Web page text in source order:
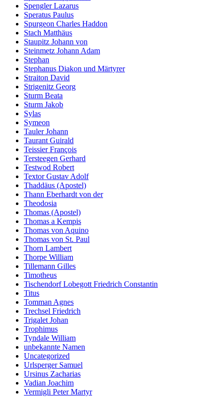
Spengler Lazarus
Speratus Paulus
Spurgeon Charles Haddon
Stach Matthäus
Staupitz Johann von
Steinmetz Johann Adam
Stephan
Stephanus Diakon und Märtyrer
Straiton David
Strigenitz Georg
Sturm Beata
Sturm Jakob
Sylas
Symeon
Tauler Johann
Taurant Guirald
Teissier François
Tersteegen Gerhard
Testwod Robert
Textor Gustav Adolf
Thaddäus (Apostel)
Thann Eberhardt von der
Theodosia
Thomas (Apostel)
Thomas a Kempis
Thomas von Aquino
Thomas von St. Paul
Thorn Lambert
Thorpe William
Tillemann Gilles
Timotheus
Tischendorf Lobegott Friedrich Constantin
Titus
Tomman Agnes
Trechsel Friedrich
Trigalet Johan
Trophimus
Tyndale William
unbekannte Namen
Uncategorized
Urlsperger Samuel
Ursinus Zacharias
Vadian Joachim
Vermigli Peter Martyr